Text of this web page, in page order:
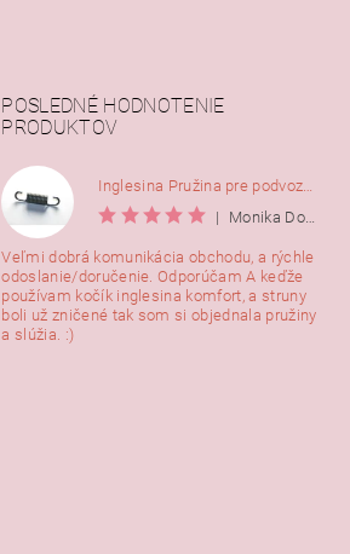
POSLEDNÉ HODNOTENIE
PRODUKTOV
|
Monika Dorušáková
Veľmi dobrá komunikácia obchodu, a rýchle
odoslanie/doručenie. Odporúčam A keďže
používam kočík inglesina komfort, a struny
boli už zničené tak som si objednala pružiny
a slúžia. :)